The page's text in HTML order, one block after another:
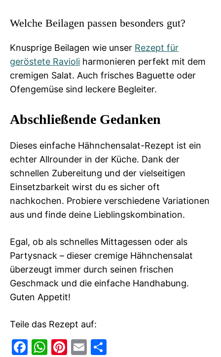
Welche Beilagen passen besonders gut?
Knusprige Beilagen wie unser Rezept für
geröstete Ravioli harmonieren perfekt mit dem
cremigen Salat. Auch frisches Baguette oder
Ofengemüse sind leckere Begleiter.
Abschließende Gedanken
Dieses einfache Hähnchensalat-Rezept ist ein
echter Allrounder in der Küche. Dank der
schnellen Zubereitung und der vielseitigen
Einsetzbarkeit wirst du es sicher oft
nachkochen. Probiere verschiedene Variationen
aus und finde deine Lieblingskombination.
Egal, ob als schnelles Mittagessen oder als
Partysnack – dieser cremige Hähnchensalat
überzeugt immer durch seinen frischen
Geschmack und die einfache Handhabung.
Guten Appetit!
Teile das Rezept auf:
F
W Pi E